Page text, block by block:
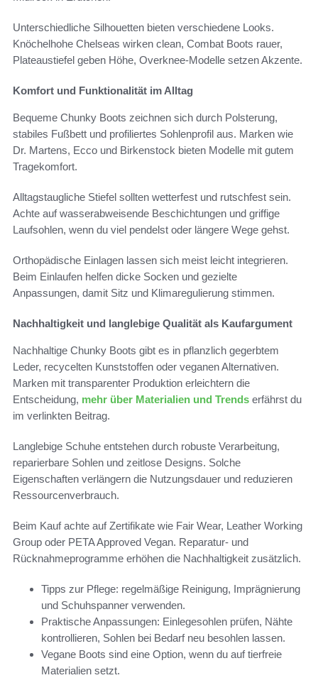
Unterschiedliche Silhouetten bieten verschiedene Looks.
Knöchelhohe Chelseas wirken clean, Combat Boots rauer,
Plateaustiefel geben Höhe, Overknee-Modelle setzen Akzente.
Komfort und Funktionalität im Alltag
Bequeme Chunky Boots zeichnen sich durch Polsterung,
stabiles Fußbett und profiliertes Sohlenprofil aus. Marken wie
Dr. Martens, Ecco und Birkenstock bieten Modelle mit gutem
Tragekomfort.
Alltagstaugliche Stiefel sollten wetterfest und rutschfest sein.
Achte auf wasserabweisende Beschichtungen und griffige
Laufsohlen, wenn du viel pendelst oder längere Wege gehst.
Orthopädische Einlagen lassen sich meist leicht integrieren.
Beim Einlaufen helfen dicke Socken und gezielte
Anpassungen, damit Sitz und Klimaregulierung stimmen.
Nachhaltigkeit und langlebige Qualität als Kaufargument
Nachhaltige Chunky Boots gibt es in pflanzlich gegerbtem
Leder, recycelten Kunststoffen oder veganen Alternativen.
Marken mit transparenter Produktion erleichtern die
Entscheidung, mehr über Materialien und Trends erfährst du
im verlinkten Beitrag.
Langlebige Schuhe entstehen durch robuste Verarbeitung,
reparierbare Sohlen und zeitlose Designs. Solche
Eigenschaften verlängern die Nutzungsdauer und reduzieren
Ressourcenverbrauch.
Beim Kauf achte auf Zertifikate wie Fair Wear, Leather Working
Group oder PETA Approved Vegan. Reparatur- und
Rücknahmeprogramme erhöhen die Nachhaltigkeit zusätzlich.
Tipps zur Pflege: regelmäßige Reinigung, Imprägnierung
und Schuhspanner verwenden.
Praktische Anpassungen: Einlegesohlen prüfen, Nähte
kontrollieren, Sohlen bei Bedarf neu besohlen lassen.
Vegane Boots sind eine Option, wenn du auf tierfreie
Materialien setzt.